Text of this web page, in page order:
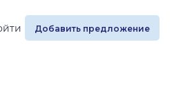
Добавить предложение